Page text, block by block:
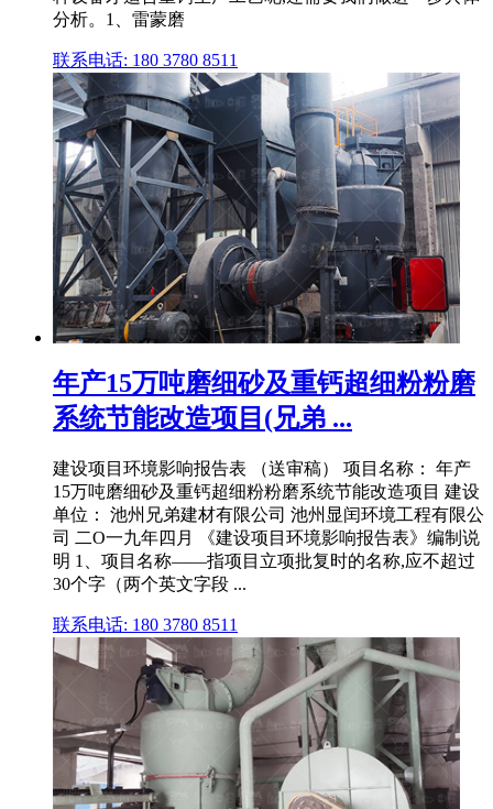
分析。1、雷蒙磨
联系电话: 180 3780 8511
年产15万吨磨细砂及重钙超细粉粉磨
系统节能改造项目(兄弟 ...
建设项目环境影响报告表 （送审稿） 项目名称： 年产
15万吨磨细砂及重钙超细粉粉磨系统节能改造项目 建设
单位： 池州兄弟建材有限公司 池州显闰环境工程有限公
司 二О一九年四月 《建设项目环境影响报告表》编制说
明 1、项目名称——指项目立项批复时的名称,应不超过
30个字（两个英文字段 ...
联系电话: 180 3780 8511